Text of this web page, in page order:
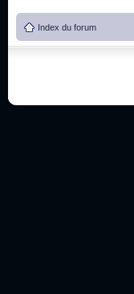
Index du forum